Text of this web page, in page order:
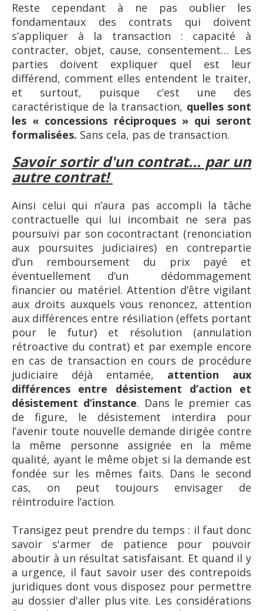
Reste cependant à ne pas oublier les
fondamentaux des contrats qui doivent
s’appliquer à la transaction : capacité à
contracter, objet, cause, consentement… Les
parties doivent expliquer quel est leur
différend, comment elles entendent le traiter,
et surtout, puisque c’est une des
caractéristique de la transaction, quelles sont
les « concessions réciproques » qui seront
formalisées. Sans cela, pas de transaction.
Savoir sortir d'un contrat... par un
autre contrat!
Ainsi celui qui n’aura pas accompli la tâche
contractuelle qui lui incombait ne sera pas
poursuivi par son cocontractant (renonciation
aux poursuites judiciaires) en contrepartie
d’un remboursement du prix payé et
éventuellement d’un dédommagement
financier ou matériel. Attention d’être vigilant
aux droits auxquels vous renoncez, attention
aux différences entre résiliation (effets portant
pour le futur) et résolution (annulation
rétroactive du contrat) et par exemple encore
en cas de transaction en cours de procédure
judiciaire déjà entamée, attention aux
différences entre désistement d’action et
désistement d’instance. Dans le premier cas
de figure, le désistement interdira pour
l’avenir toute nouvelle demande dirigée contre
la même personne assignée en la même
qualité, ayant le même objet si la demande est
fondée sur les mêmes faits. Dans le second
cas, on peut toujours envisager de
réintroduire l’action.
Transigez peut prendre du temps : il faut donc
savoir s'armer de patience pour pouvoir
aboutir à un résultat satisfaisant. Et quand il y
a urgence, il faut savoir user des contrepoids
juridiques dont vous disposez pour permettre
au dossier d'aller plus vite. Les considérations